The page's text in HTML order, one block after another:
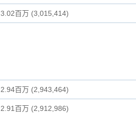
3.02百万 (3,015,414)
2.94百万 (2,943,464)
2.91百万 (2,912,986)